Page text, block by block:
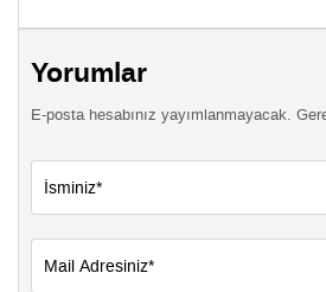
Yorumlar
E-posta hesabınız yayımlanmayacak.